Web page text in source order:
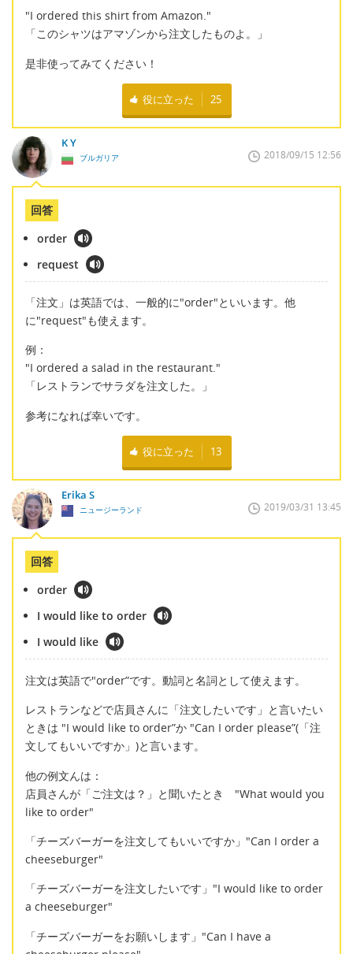
"I ordered this shirt from Amazon."
「このシャツはアマゾンから注文したものよ。」
是非使ってみてください！
役に立った 25
K Y
ブルガリア 2018/09/15 12:56
回答
order
request
「注文」は英語では、一般的に"order"といいます。他
に"request"も使えます。
例：
"I ordered a salad in the restaurant."
「レストランでサラダを注文した。」
参考になれば幸いです。
役に立った 13
Erika S
ニュージーランド 2019/03/31 13:45
回答
order
I would like to order
I would like
注文は英語で"order”です。動詞と名詞として使えます。
レストランなどで店員さんに「注文したいです」と言いたい
ときは "I would like to order”か "Can I order please”(「注
文してもいいですか」)と言います。
他の例文んは：
店員さんが「ご注文は？」と聞いたとき "What would you
like to order"
「チーズバーガーを注文してもいいですか」"Can I order a
cheeseburger"
「チーズバーガーを注文したいです」"I would like to order
a cheeseburger"
「チーズバーガーをお願いします」"Can I have a